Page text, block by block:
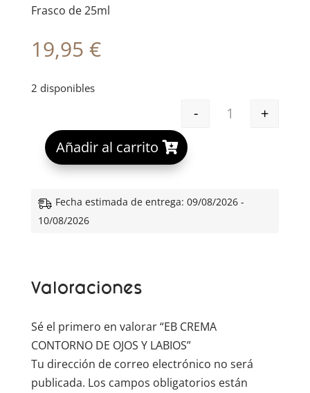
Frasco de 25ml
19,95 €
2 disponibles
EB CREMA
-
+
Añadir al carrito
A
e
e
:
Fecha estimada de entrega: 09/08/2026 -
10/08/2026
Valoraciones
Sé el primero en valorar “EB CREMA
CONTORNO DE OJOS Y LABIOS”
Tu dirección de correo electrónico no será
publicada. Los campos obligatorios están